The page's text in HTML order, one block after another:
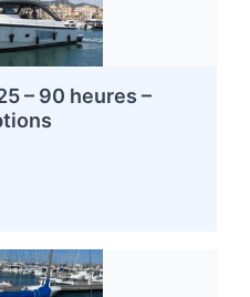
– 90 heures –